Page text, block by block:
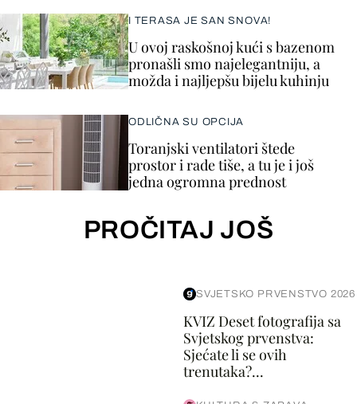
I TERASA JE SAN SNOVA!
U ovoj raskošnoj kući s bazenom
pronašli smo najelegantniju, a
možda i najljepšu bijelu kuhinju
ODLIČNA SU OPCIJA
Toranjski ventilatori štede
prostor i rade tiše, a tu je i još
jedna ogromna prednost
PROČITAJ JOŠ
SVJETSKO PRVENSTVO 2026
KVIZ Deset fotografija sa
Svjetskog prvenstva:
Sjećate li se ovih
trenutaka?...